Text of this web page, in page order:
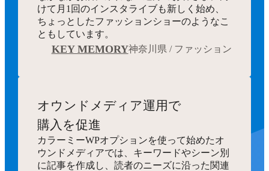
けて月1回のインスタライブも新しく始め、
ちょっとしたファッションショーのようなこ
ともしています。
KEY MEMORY神奈川県 / ファッション
オウンドメディア運用で
購入を促進
カラーミーWPオプションを使って始めたオ
ウンドメディアでは、キーワードやシーン別
に記事を作成し、読者のニーズに沿った関連